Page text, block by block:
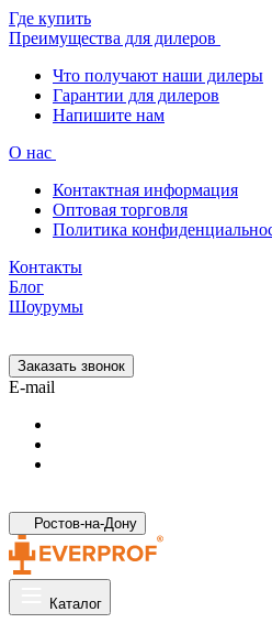
Где купить
Преимущества для дилеров
Что получают наши дилеры
Гарантии для дилеров
Напишите нам
О нас
Контактная информация
Оптовая торговля
Политика
Контакты
Блог
Шоурумы
Заказать звонок
E-mail
Ростов-на-Дону
Каталог